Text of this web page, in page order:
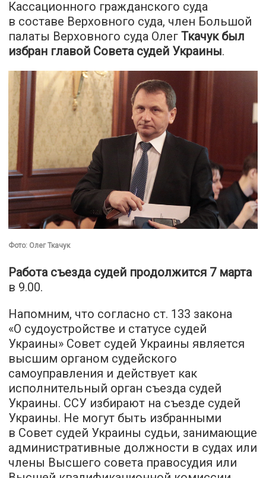
Кассационного гражданского суда
в составе Верховного суда, член Большой
палаты Верховного суда Олег Ткачук был
избран главой Совета судей Украины.
Фото: Олег Ткачук
Работа съезда судей продолжится 7 марта
в 9.00.
Напомним, что согласно ст. 133 закона
«О судоустройстве и статусе судей
Украины» Совет судей Украины является
высшим органом судейского
самоуправления и действует как
исполнительный орган съезда судей
Украины. ССУ избирают на съезде судей
Украины. Не могут быть избранными
в Совет судей Украины судьи, занимающие
административные должности в судах или
члены Высшего совета правосудия или